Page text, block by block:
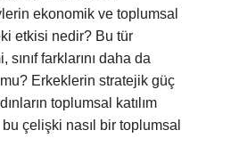
ekonomik ve toplumsal
etkisi nedir? Bu tür
farklarını daha da
Erkeklerin stratejik güç
toplumsal katılım
çelişki nasıl bir toplumsal